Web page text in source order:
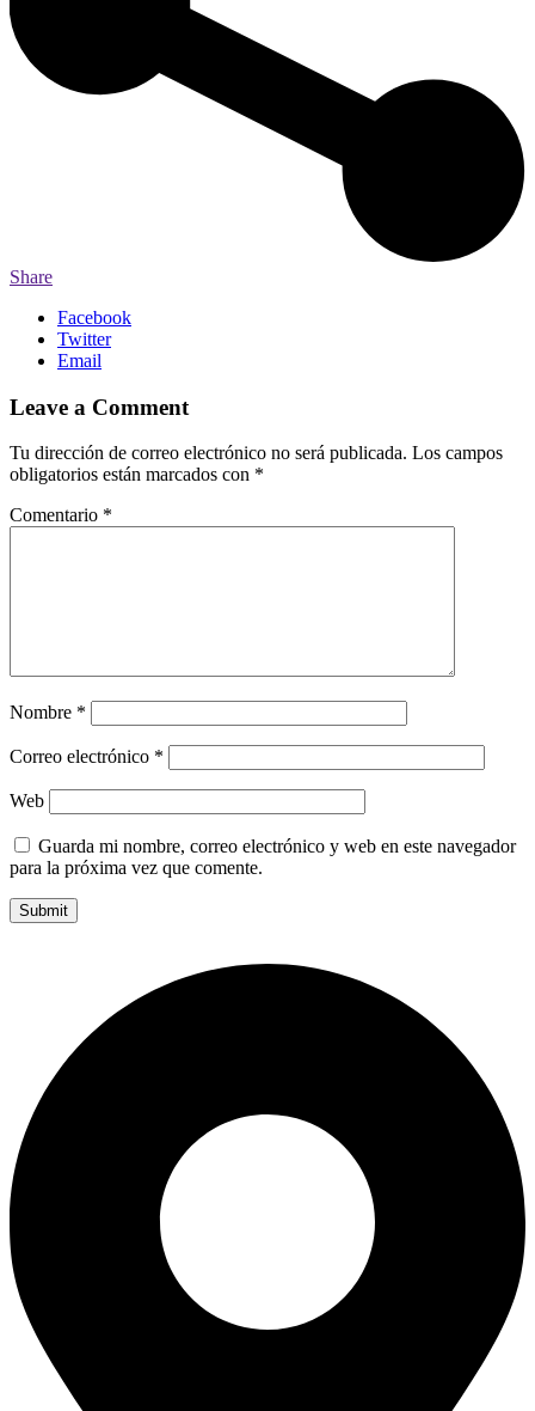
Share
Facebook
Twitter
Email
Leave a Comment
Tu dirección de correo electrónico no será publicada. Los campos
obligatorios están marcados con *
Comentario *
Nombre *
Correo electrónico *
Web
Guarda mi nombre, correo electrónico y web en este navegador
para la próxima vez que comente.